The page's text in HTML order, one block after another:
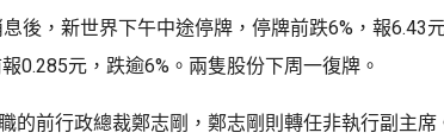
後，新世界下午中途停牌，停牌前跌6%，報6.43
0.285元，跌逾6%。兩隻股份下周一復牌。
的前行政總裁鄭志剛，鄭志剛則轉任非執行副主席